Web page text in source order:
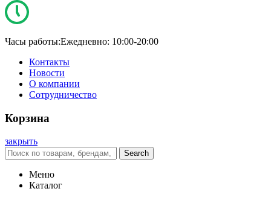
Часы работы:Ежедневно: 10:00-20:00
Контакты
Новости
О компании
Сотрудничество
Корзина
закрыть
Search
Меню
Каталог